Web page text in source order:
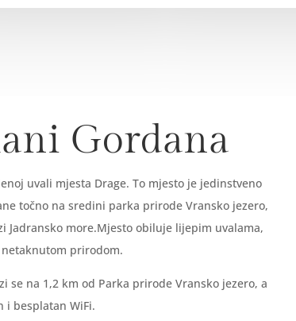
Gordana
uvali mjesta Drage. To mjesto je jedinstveno
točno na sredini parka prirode Vransko jezero,
Jadransko more.Mjesto obiluje lijepim uvalama,
prirodom.
se na 1,2 km od Parka prirode Vransko jezero, a
i besplatan WiFi.